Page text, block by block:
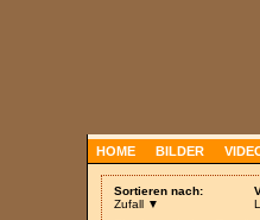
HOME BILDER
Sortieren nach:
Zufall ▼